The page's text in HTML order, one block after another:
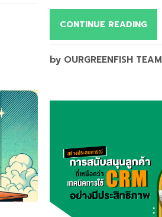
CONTINUE READING
by OURGREENFISH TEAM